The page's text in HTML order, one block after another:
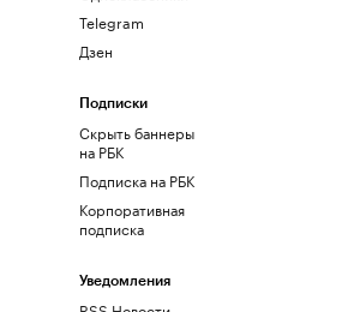
Telegram
Дзен
Подписки
Скрыть баннеры
на РБК
Подписка на РБК
Корпоративная
подписка
Уведомления